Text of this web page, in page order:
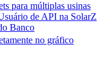
para múltiplas usinas
de API na SolarZ
Banco
no gráfico